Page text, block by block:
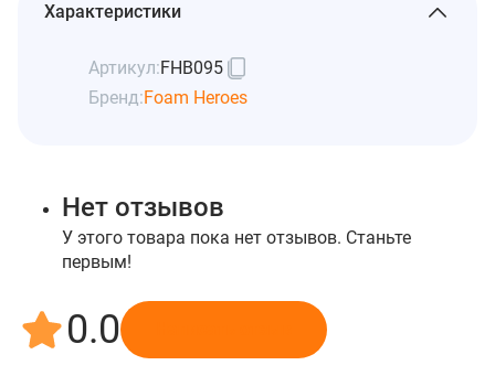
Характеристики
Артикул:FHB095
Бренд:Foam Heroes
Нет отзывов
У этого товара пока нет отзывов. Станьте
первым!
0.0